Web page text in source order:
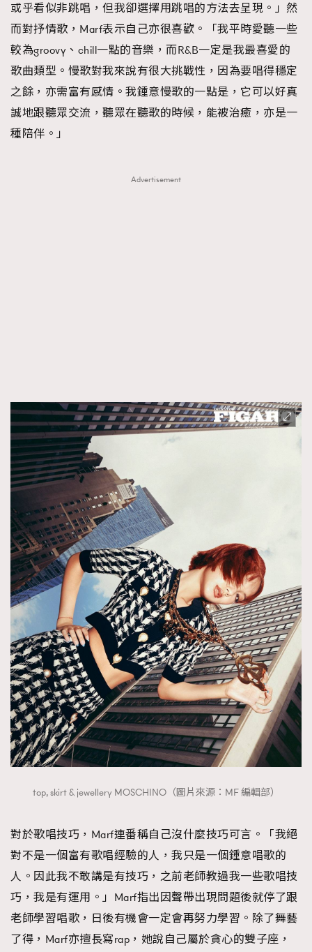
或乎看似非跳唱，但我卻選擇用跳唱的方法去呈現。」然
而對抒情歌，Marf表示自己亦很喜歡。「我平時愛聽一些
較為groovy、chill一點的音樂，而R&B一定是我最喜愛的
歌曲類型。慢歌對我來說有很大挑戰性，因為要唱得穩定
之餘，亦需富有感情。我鍾意慢歌的一點是，它可以好真
誠地跟聽眾交流，聽眾在聽歌的時候，能被治癒，亦是一
種陪伴。」
Advertisement
top, skirt & jewellery MOSCHINO（圖片來源：MF 編輯部）
對於歌唱技巧，Marf連番稱自己沒什麼技巧可言。「我絕
對不是一個富有歌唱經驗的人，我只是一個鍾意唱歌的
人。因此我不敢講是有技巧，之前老師教過我一些歌唱技
巧，我是有運用。」Marf指出因聲帶出現問題後就停了跟
老師學習唱歌，日後有機會一定會再努力學習。除了舞藝
了得，Marf亦擅長寫rap，她說自己屬於貪心的雙子座，